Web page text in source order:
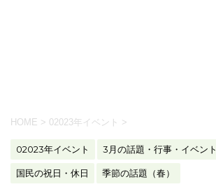
HOME > 02023年イベント >
02023年イベント 3月の話題・行事・イベント
国民の祝日・休日 季節の話題（春）